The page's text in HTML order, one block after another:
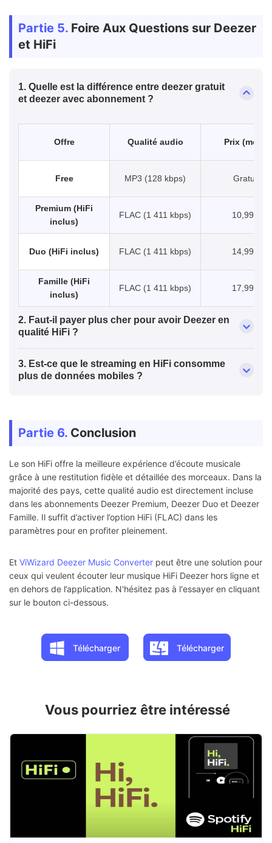
Partie 5. Foire Aux Questions sur Deezer
et HiFi
1. Quelle est la différence entre deezer gratuit
et deezer avec abonnement ?
Offre Qualité audio Prix (mois)
Free MP3 (128 kbps) Gratuit
Premium (HiFi
inclus)
FLAC (1 411 kbps) 10,99 €
Duo (HiFi inclus) FLAC (1 411 kbps) 14,99 €
Famille (HiFi
inclus)
FLAC (1 411 kbps) 17,99 €
2. Faut-il payer plus cher pour avoir Deezer en
qualité HiFi ?
3. Est-ce que le streaming en HiFi consomme
plus de données mobiles ?
Partie 6. Conclusion
Le son HiFi offre la meilleure expérience d’écoute musicale
grâce à une restitution fidèle et détaillée des morceaux. Dans la
majorité des pays, cette qualité audio est directement incluse
dans les abonnements Deezer Premium, Deezer Duo et Deezer
Famille. Il suffit d’activer l’option HiFi (FLAC) dans les
paramètres pour en profiter pleinement.
Et ViWizard Deezer Music Converter peut être une solution pour
ceux qui veulent écouter leur musique HiFi Deezer hors ligne et
en dehors de l’application. N'hésitez pas à l'essayer en cliquant
sur le bouton ci-dessous.
Télécharger Télécharger
Vous pourriez être intéressé